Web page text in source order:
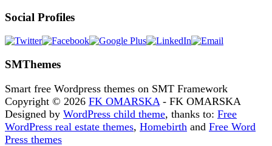
Social Profiles
SMThemes
Smart free Wordpress themes on SMT Framework
Copyright © 2026 FK OMARSKA - FK OMARSKA
Designed by WordPress child theme, thanks to: Free
WordPress real estate themes, Homebirth and Free Word
Press themes